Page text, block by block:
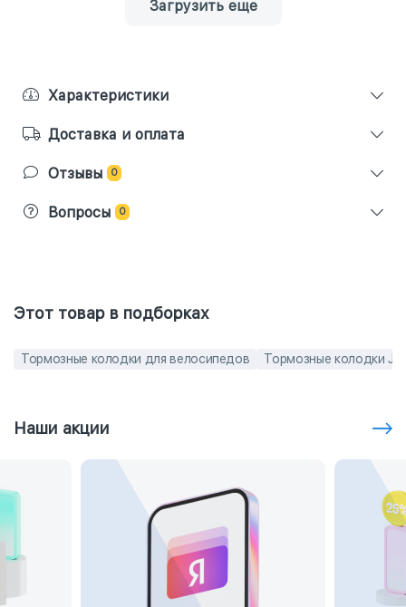
Загрузить еще
Характеристики
Доставка и оплата
Отзывы 0
Вопросы 0
Этот товар в подборках
Тормозные колодки для велосипедов Тормозные колодки
Наши акции